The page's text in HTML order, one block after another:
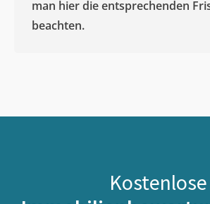
man hier die entsprechenden
beachten.
Kostenlose